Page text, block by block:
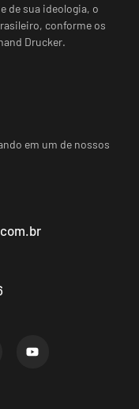
de sua ideologia, o
conforme os
Drucker.
em um de nossos